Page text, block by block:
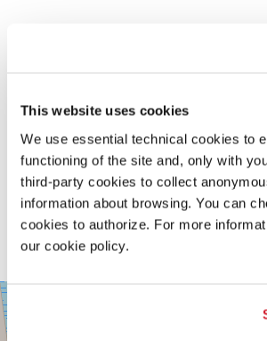
This website uses cookies
We use essential technical cookies to
functioning of the site and, only with
third-party cookies to collect
information about browsing. You can
cookies to authorize. For more
our cookie policy.
PALABIENNALE
VIA
SANDRO